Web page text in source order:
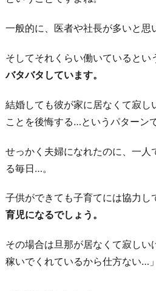
一般的に、医者や社長が多いと思
そしてそれくらい働いているとい
バタバタしています。
結婚しても彼が家に居なくて寂し
ことを後悔する…というパターンで
せっかく夫婦になれたのに、一人
る毎日…。
子供ができても子育てには協力し
育児になるでしょう。
その場合は旦那が居なくて寂しい
稼いでくれているから仕方ない…